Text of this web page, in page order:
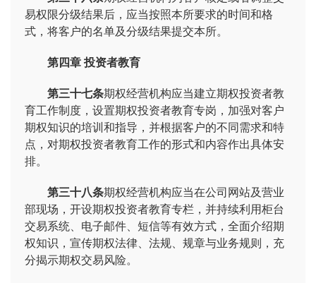
易权限分级结果后，应当按照本所要求的时间和格
式，将客户的名单及分级结果提交本所。
第四章 投资者教育
第三十七条期权经营机构应当建立期权投资者教
育工作制度，设置期权投资者教育专岗，加强对客户
期权知识的培训和指导，并根据客户的不同需求和特
点，对期权投资者教育工作的形式和内容作出具体安
排。
第三十八条期权经营机构应当在公司网站及营业
部现场，开设期权投资者教育专栏，并持续利用柜台
交易系统、电子邮件、短信等有效方式，全面介绍期
权知识，宣传期权法律、法规、规章与业务规则，充
分揭示期权交易风险。